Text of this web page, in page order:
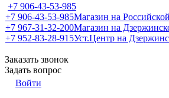
+7 906-43-53-985
+7 906-43-53-985Магазин на
+7 967-31-32-200Магазин на
+7 952-83-28-915Уст.Центр на
Заказать звонок
Задать вопрос
Войти